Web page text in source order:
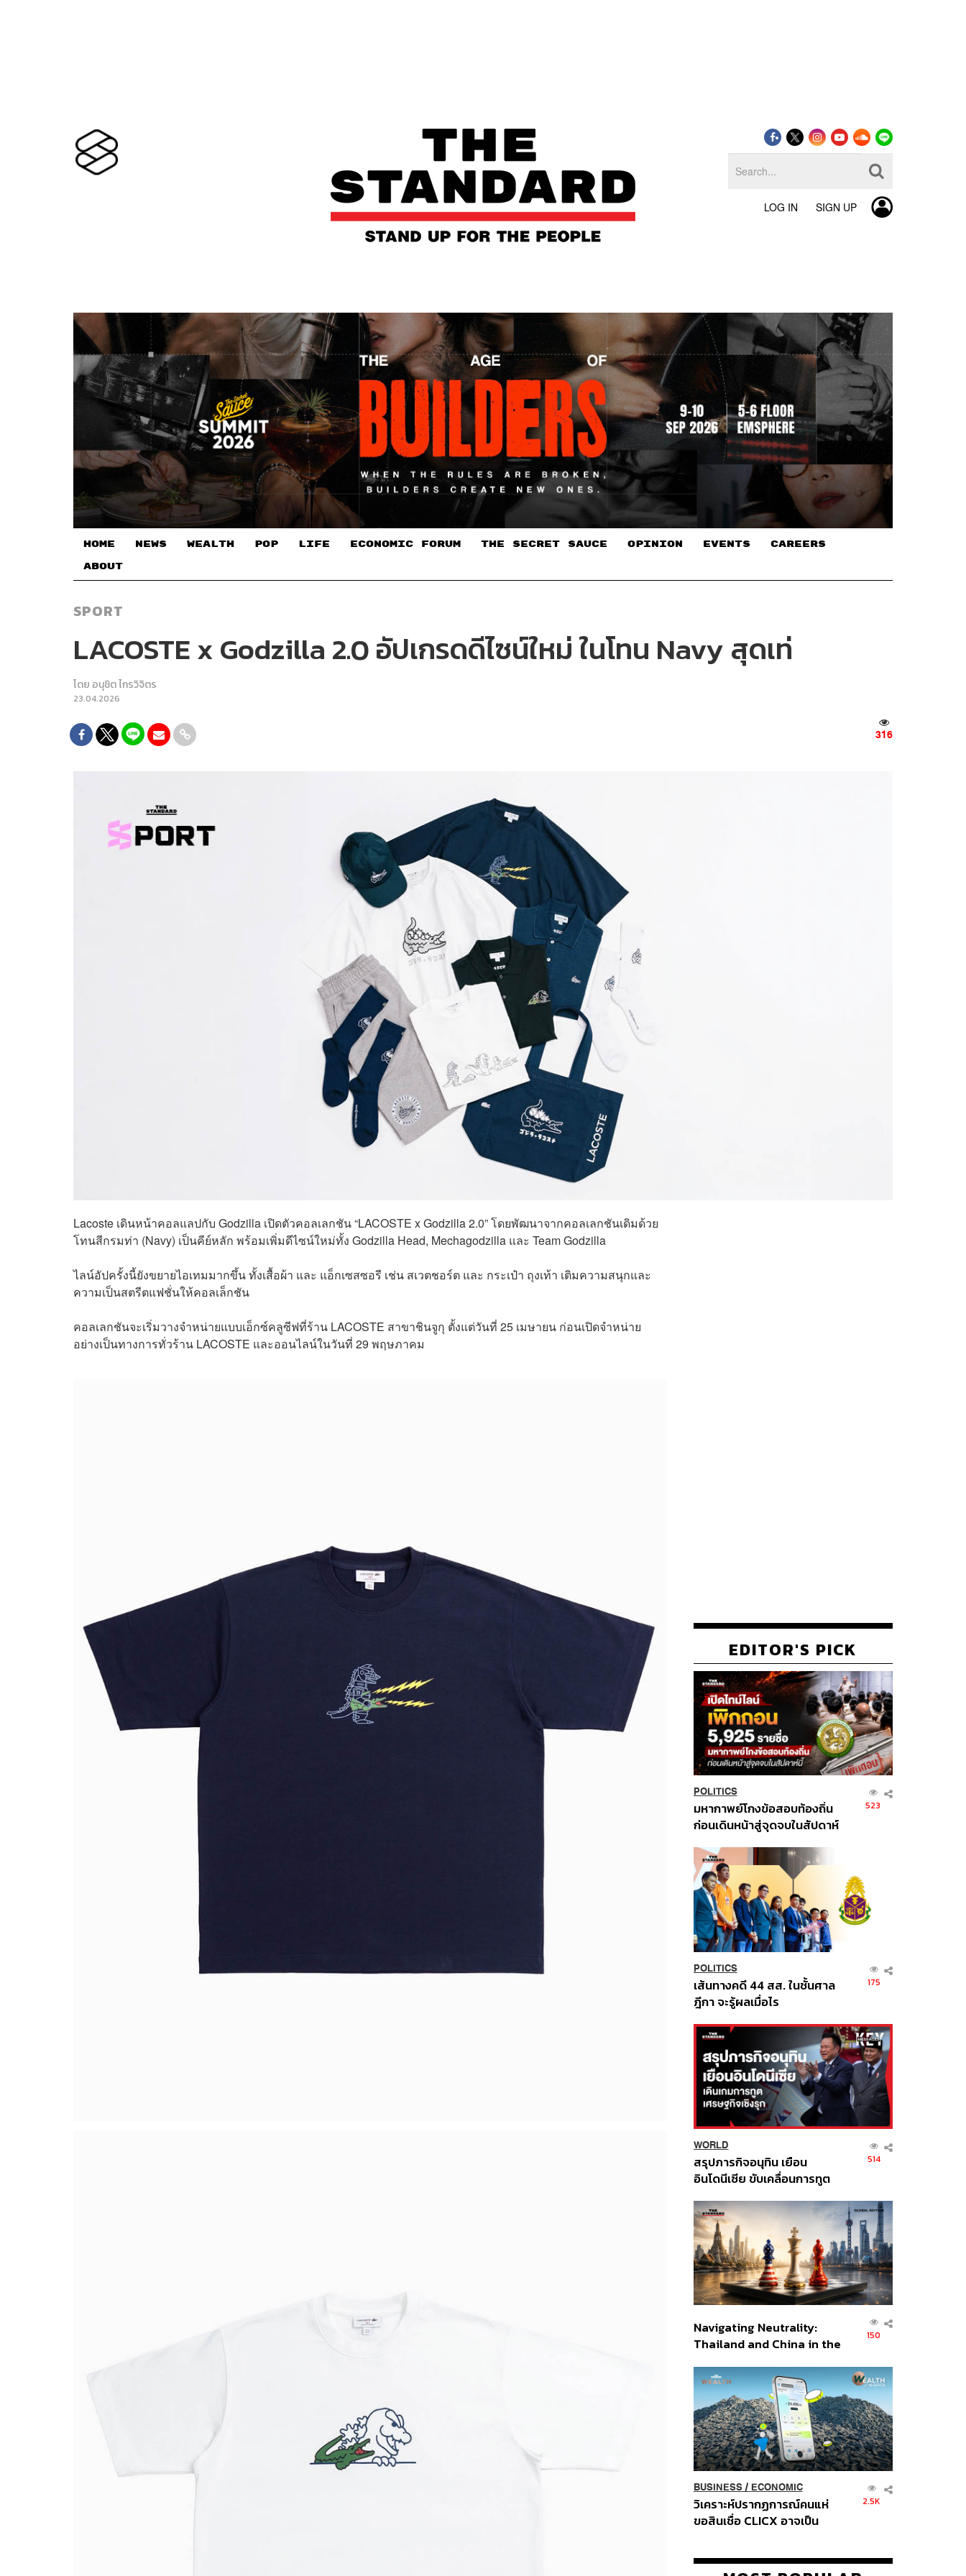
LOG IN SIGN UP
HOME NEWS WEALTH POP LIFE ECONOMIC FORUM THE SECRET SAUCE​ OPINION EVENTS CAREERS
ABOUT
SPORT
LACOSTE x Godzilla 2.0 อัปเกรดดีไซน์ใหม่ ในโทน Navy สุดเท่
โดย อนุชิต ไกรวิจิตร
23.04.2026
316
Lacoste เดินหน้าคอลแลปกับ Godzilla เปิดตัวคอลเลกชัน “LACOSTE x Godzilla 2.0” โดยพัฒนาจากคอลเลกชันเดิมด้วย
โทนสีกรมท่า (Navy) เป็นคีย์หลัก พร้อมเพิ่มดีไซน์ใหม่ทั้ง Godzilla Head, Mechagodzilla และ Team Godzilla
ไลน์อัปครั้งนี้ยังขยายไอเทมมากขึ้น ทั้งเสื้อผ้า และ แอ็กเซสซอรี เช่น สเวตชอร์ต และ กระเป๋า ถุงเท้า เติมความสนุกและ
ความเป็นสตรีตแฟชั่นให้คอลเล็กชัน
คอลเลกชันจะเริ่มวางจำหน่ายแบบเอ็กซ์คลูซีฟที่ร้าน LACOSTE สาขาชินจูกุ ตั้งแต่วันที่ 25 เมษายน ก่อนเปิดจำหน่าย
อย่างเป็นทางการทั่วร้าน LACOSTE และออนไลน์ในวันที่ 29 พฤษภาคม
EDITOR'S PICK
POLITICS
มหากาพย์โกงข้อสอบท้องถิ่น
ก่อนเดินหน้าสู่จุดจบในสัปดาห์
523
POLITICS
เส้นทางคดี 44 สส. ในชั้นศาล
ฎีกา จะรู้ผลเมื่อไร
175
WORLD
สรุปภารกิจอนุทิน เยือน
อินโดนีเซีย ขับเคลื่อนการทูต
ส่วนยุทธศาสตร์ไทย –
อินโดนีเซีย
514
Navigating Neutrality:
Thailand and China in the
Order
150
BUSINESS/ ECONOMIC
วิเคราะห์ปรากฏการณ์คนแห่
ขอสินเชื่อ CLICX อาจเป็น
ปัญหาหนี้ครัวเรือนไทยที่ถูกซุก
2.5K